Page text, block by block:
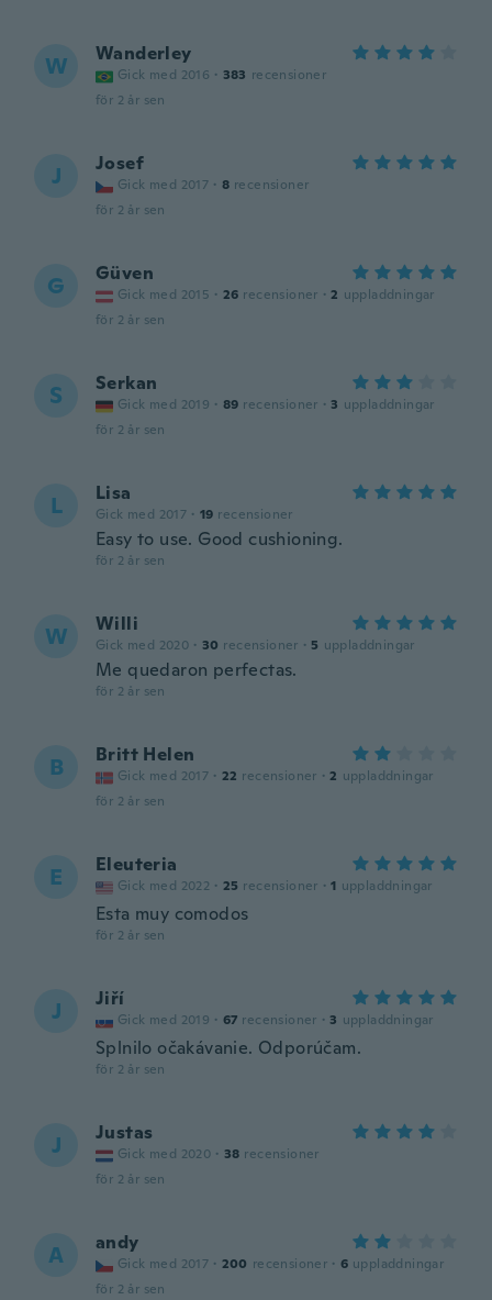
W Wanderley
Gick med 2016 · 383 recensioner
för 2 år sen
J Josef
Gick med 2017 · 8 recensioner
för 2 år sen
G Güven
Gick med 2015 · 26 recensioner · 2 uppladdningar
för 2 år sen
S Serkan
Gick med 2019 · 89 recensioner · 3 uppladdningar
för 2 år sen
L Lisa
Gick med 2017 · 19 recensioner
Easy to use. Good cushioning.
för 2 år sen
W Willi
Gick med 2020 · 30 recensioner · 5 uppladdningar
Me quedaron perfectas.
för 2 år sen
B Britt Helen
Gick med 2017 · 22 recensioner · 2 uppladdningar
för 2 år sen
E Eleuteria
Gick med 2022 · 25 recensioner · 1 uppladdningar
Esta muy comodos
för 2 år sen
J Jiří
Gick med 2019 · 67 recensioner · 3 uppladdningar
Splnilo očakávanie. Odporúčam.
för 2 år sen
J Justas
Gick med 2020 · 38 recensioner
för 2 år sen
A andy
Gick med 2017 · 200 recensioner · 6 uppladdningar
för 2 år sen